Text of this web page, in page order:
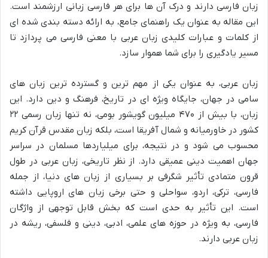
زبان فارسی دارند و درک آن ها برای هر فارسی زبانی ارزشمند است.
این مقاله به عنوان یک راهنمای جامع، به ارائه دسته بندی شده ای
از کلمات و عبارات کلیدی زبان عربی با معنی فارسی می پردازد تا
مسیر یادگیری را برای شما هموار سازد.
زبان عربی، به عنوان یکی از مهم ترین و گسترده ترین زبان های
سامی در جهان، جایگاه ویژه ای در تاریخ، فرهنگ و دین دارد. این
زبان، با بیش از ۴۷۰ میلیون گویشور بومی، نه تنها زبان رسمی ۲۲
کشور در خاورمیانه و شمال آفریقا است، بلکه زبان مقدس قرآن کریم
محسوب می شود و در نتیجه، برای میلیاردها مسلمان در سراسر
جهان اهمیت دینی عمیقی دارد. از نظر تاریخی، زبان عربی در طول
قرون متمادی تأثیر شگرفی بر بسیاری از زبان های دنیا، از جمله
فارسی، ترکی، اردو، سواحلی و حتی برخی زبان های اروپایی داشته
است. این تأثیر به حدی است که بخش قابل توجهی از واژگان
فارسی، به ویژه در حوزه های علمی، ادبی، دینی و فلسفی، ریشه در
زبان عربی دارند.